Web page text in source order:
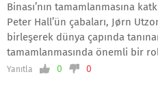
Binası’nın tamamlanmasına
Peter Hall’ün çabaları, Jørn
birleşerek dünya çapında
tamamlanmasında önemli bir
Yanıtla 0 0